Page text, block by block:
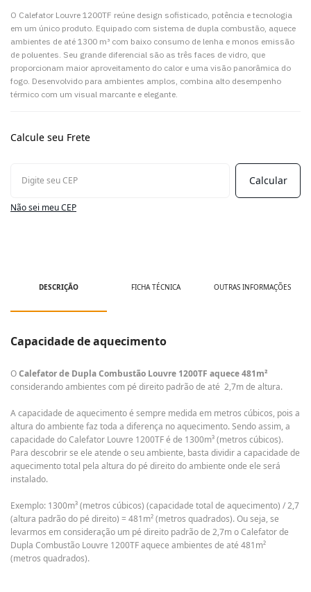
O Calefator Louvre 1200TF reúne design sofisticado, potência e tecnologia
em um único produto. Equipado com sistema de dupla combustão, aquece
ambientes de até 1300 m³ com baixo consumo de lenha e monos emissão
de poluentes. Seu grande diferencial são as três faces de vidro, que
proporcionam maior aproveitamento do calor e uma visão panorâmica do
fogo. Desenvolvido para ambientes amplos, combina alto desempenho
térmico com um visual marcante e elegante.
Calcule seu Frete
Não sei meu CEP
DESCRIÇÃO FICHA TÉCNICA OUTRAS INFORMAÇÕES
Capacidade de aquecimento
OCalefator de Dupla Combustão Louvre 1200TF aquece 481m²
considerando ambientes com pé direito padrão de até 2,7m de altura.
A capacidade de aquecimento é sempre medida em metros cúbicos, pois a
altura do ambiente faz toda a diferença no aquecimento. Sendo assim, a
capacidade do Calefator Louvre 1200TF é de 1300m³ (metros cúbicos).
Para descobrir se ele atende o seu ambiente, basta dividir a capacidade de
aquecimento total pela altura do pé direito do ambiente onde ele será
instalado.
Exemplo: 1300m³ (metros cúbicos) (capacidade total de aquecimento) / 2,7
(altura padrão do pé direito) = 481m² (metros quadrados). Ou seja, se
levarmos em consideração um pé direito padrão de 2,7m o Calefator de
Dupla Combustão Louvre 1200TF aquece ambientes de até 481m²
(metros quadrados).